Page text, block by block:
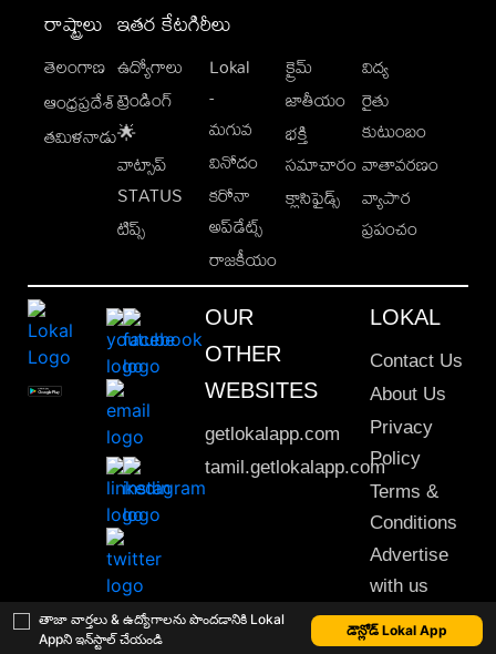
తాజా వార్తలు & ఉద్యోగాలను పొందడానికి Lokal
Appని ఇన్‌స్టాల్ చేయండి
డౌన్లోడ్ Lokal App
రాష్ట్రాలు
తెలంగాణ
ఆంధ్రప్రదేశ్
తమిళనాడు
ఇతర కేటగిరీలు
ఉద్యోగాలు
ట్రెండింగ్
🌟
వాట్సాప్
STATUS
టిప్స్
Lokal
-
మగువ
వినోదం
కరోనా
అప్‌డేట్స్
రాజకీయం
క్రైమ్
జాతీయం
భక్తి
సమాచారం
క్లాసిఫైడ్స్
విద్య
రైతు
కుటుంబం
వాతావరణం
వ్యాపార
ప్రపంచం
OUR
OTHER
WEBSITES
getlokalapp.com
tamil.getlokalapp.com
LOKAL
Contact Us
About Us
Privacy
Policy
Terms &
Conditions
Advertise
with us
Sitemap
This material may not be published, transmitted, rewritten or redistributed. © 2020 Lokal App. All rights reserved.